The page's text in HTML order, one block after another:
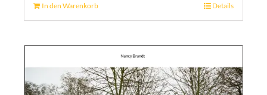
In den Warenkorb Details